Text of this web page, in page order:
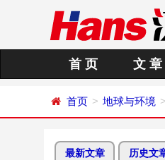
首 页 文 章
首页 地球与环境
最新文章 历史文